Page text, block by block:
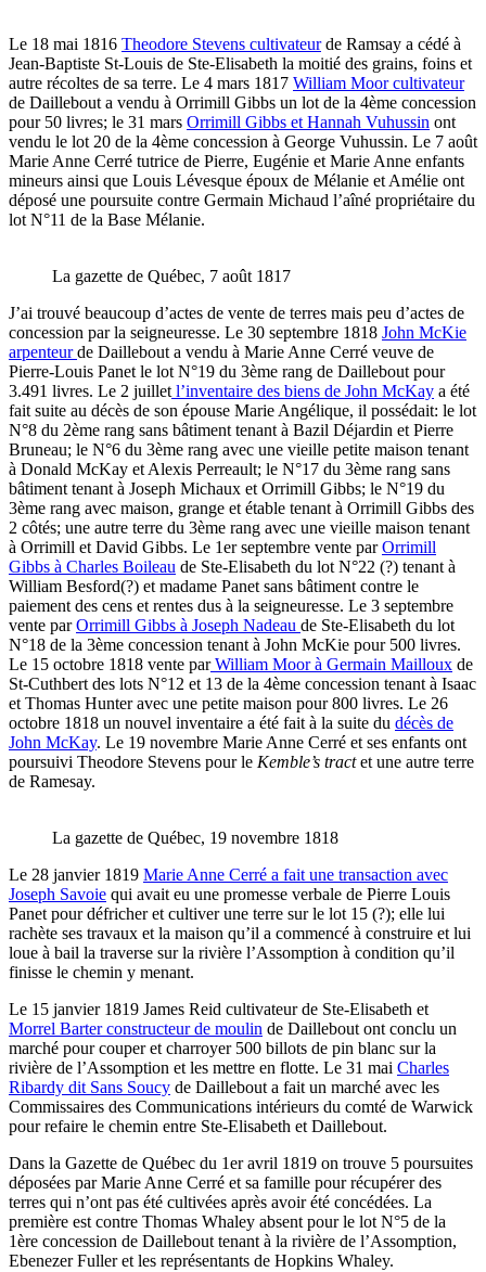
Le 18 mai 1816 Theodore Stevens cultivateurde Ramsay a cédé à
Jean-Baptiste St-Louis de Ste-Elisabeth la moitié des grains, foins et
autre récoltes de sa terre. Le 4 mars 1817 William Moor cultivateur
de Daillebout a vendu à Orrimill Gibbs un lot de la 4ème concession
pour 50 livres; le 31 mars Orrimill Gibbs et Hannah Vuhussin ont
vendu le lot 20 de la 4ème concession à George Vuhussin. Le 7 août
Marie Anne Cerré tutrice de Pierre, Eugénie et Marie Anne enfants
mineurs ainsi que Louis Lévesque époux de Mélanie et Amélie ont
déposé une poursuite contre Germain Michaud l’aîné propriétaire du
lot N°11 de la Base Mélanie.
La gazette de Québec, 7 août 1817
J’ai trouvé beaucoup d’actes de vente de terres mais peu d’actes de
concession par la seigneuresse. Le 30 septembre 1818 John McKie
arpenteurde Daillebout a vendu à Marie Anne Cerré veuve de
Pierre-Louis Panet le lot N°19 du 3ème rang de Daillebout pour
3.491 livres. Le 2 juillet l’inventaire des biens de John McKay a été
fait suite au décès de son épouse Marie Angélique, il possédait: le lot
N°8 du 2ème rang sans bâtiment tenant à Bazil Déjardin et Pierre
Bruneau; le N°6 du 3ème rang avec une vieille petite maison tenant
à Donald McKay et Alexis Perreault; le N°17 du 3ème rang sans
bâtiment tenant à Joseph Michaux et Orrimill Gibbs; le N°19 du
3ème rang avec maison, grange et étable tenant à Orrimill Gibbs des
2 côtés; une autre terre du 3ème rang avec une vieille maison tenant
à Orrimill et David Gibbs. Le 1er septembre vente parOrrimill
Gibbs à Charles Boileau de Ste-Elisabeth du lot N°22 (?) tenant à
William Besford(?) et madame Panet sans bâtiment contre le
paiement des cens et rentes dus à la seigneuresse. Le 3 septembre
vente parOrrimill Gibbs à Joseph Nadeau de Ste-Elisabeth du lot
N°18 de la 3ème concession tenant à John McKie pour 500 livres.
Le 15 octobre 1818 vente parWilliam Moor à Germain Mailloux de
St-Cuthbert des lots N°12 et 13 de la 4ème concession tenant à Isaac
et Thomas Hunter avec une petite maison pour 800 livres. Le 26
octobre 1818 un nouvel inventaire a été fait à la suite du décès de
John McKay. Le 19 novembre Marie Anne Cerré et ses enfants ont
poursuivi Theodore Stevens pour le Kemble’s tractet une autre terre
de Ramesay.
La gazette de Québec, 19 novembre 1818
Le 28 janvier 1819 Marie Anne Cerré a fait une transaction avec
Joseph Savoie qui avait eu une promesse verbale de Pierre Louis
Panet pour défricher et cultiver une terre sur le lot 15 (?); elle lui
rachète ses travaux et la maison qu’il a commencé à construire et lui
loue à bail la traverse sur la rivière l’Assomption à condition qu’il
finisse le chemin y menant.
Le 15 janvier 1819 James Reid cultivateur de Ste-Elisabeth et
Morrel Barter constructeur de moulin de Daillebout ont conclu un
marché pour couper et charroyer 500 billots de pin blanc sur la
rivière de l’Assomption et les mettre en flotte. Le 31 mai Charles
Ribardy dit Sans Soucy de Daillebout a fait un marché avec les
Commissaires des Communications intérieurs du comté de Warwick
pour refaire le chemin entre Ste-Elisabeth et Daillebout.
Dans la Gazette de Québec du 1er avril 1819 on trouve 5 poursuites
déposées par Marie Anne Cerré et sa famille pour récupérer des
terres qui n’ont pas été cultivées après avoir été concédées. La
première est contre Thomas Whaley absent pour le lot N°5 de la
1ère concession de Daillebout tenant à la rivière de l’Assomption,
Ebenezer Fuller et les représentants de Hopkins Whaley.